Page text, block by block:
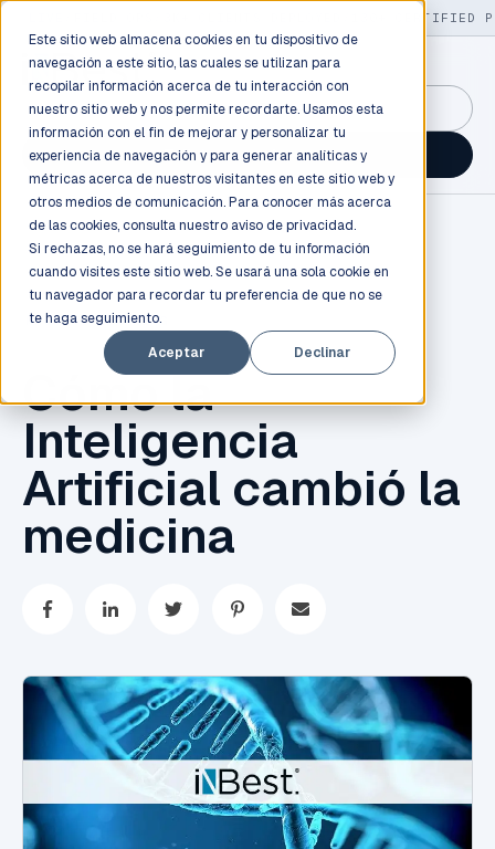
Este sitio web almacena cookies en tu dispositivo de
navegación a este sitio, las cuales se utilizan para
recopilar información acerca de tu interacción con
nuestro sitio web y nos permite recordarte. Usamos esta
información con el fin de mejorar y personalizar tu
experiencia de navegación y para generar analíticas y
métricas acerca de nuestros visitantes en este sitio web y
otros medios de comunicación. Para conocer más acerca
de las cookies, consulta nuestro aviso de privacidad.
Si rechazas, no se hará seguimiento de tu información
cuando visites este sitio web. Se usará una sola cookie en
tu navegador para recordar tu preferencia de que no se
te haga seguimiento.
Aceptar
Declinar
130+ CERTIFIED
GuidancePlex →
Talk to an engineer →
MACHINE LEARNING
Cómo la
Inteligencia
Artificial cambió la
medicina